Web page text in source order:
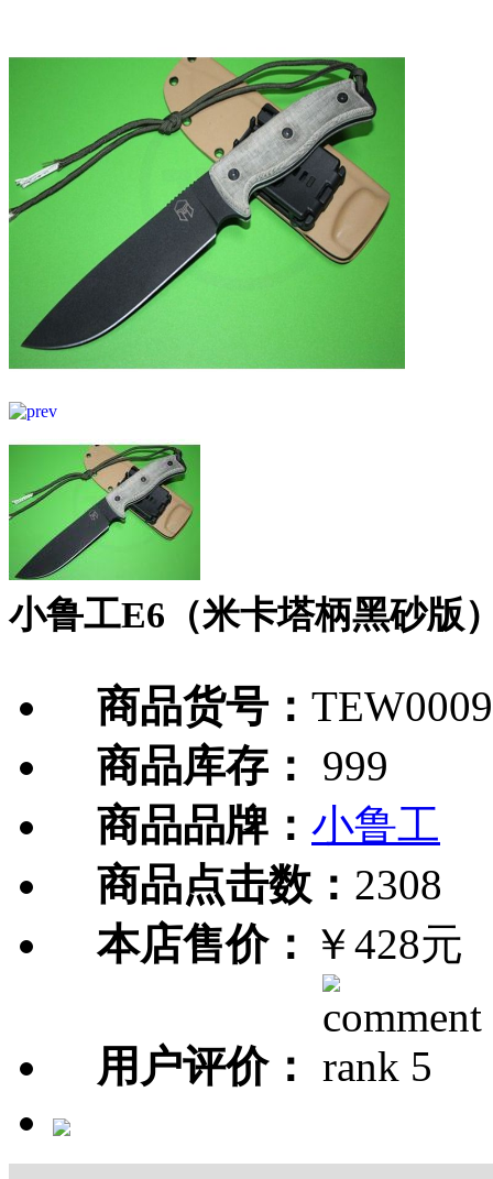
小鲁工E6（米卡塔柄黑砂版
商品货号：
商品库存：
999
商品品牌： 小鲁工
商品点击数： 2308
本店售价： ￥428元
用户评价：